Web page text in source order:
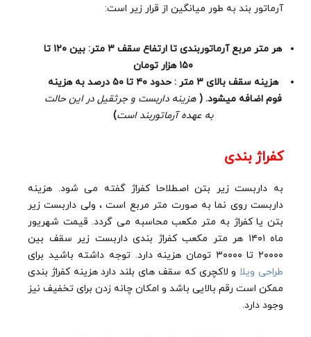
آرماتور بند به طور میانگین از قرار زیر است:
هر متر مربع آرماتوربندی تا ارتفاع سقف ۳ متر: بین ۱۲۰ تا
۱۵۰ هزار تومان
هزینه سقف بالای ۳ متر : حدود ۴۰ تا ۵۰ درصد به هزینه
فوم اضافه میشود. (هزینه داربست و جرثقیل در این حالت
به عهده آرماتوربند است)
کفراژ بندی
به داربست زیر بتن اصطلاحا کفراژ گفته می شود. هزینه
داربست روی نما به صورت متر مربع است ، ولی داربست زیر
بتن یا کفراژ به متر مکعب محاسبه می گردد. قیمت شهریور
ماه ۱۴۰۱ هر متر مکعب کفراژ بندی داربست زیر سقف بین
۲۰۰۰۰ تا ۳۰۰۰۰ تومان هزینه دارد. توجه داشته باشید برای
طراحی ویلا و لاکچری که سقف های بلند دارد هزینه کفراژ بندی
ممکن است رقم بالایی باشد و امکان چانه زدن برای تخفیف نیز
وجود دارد.